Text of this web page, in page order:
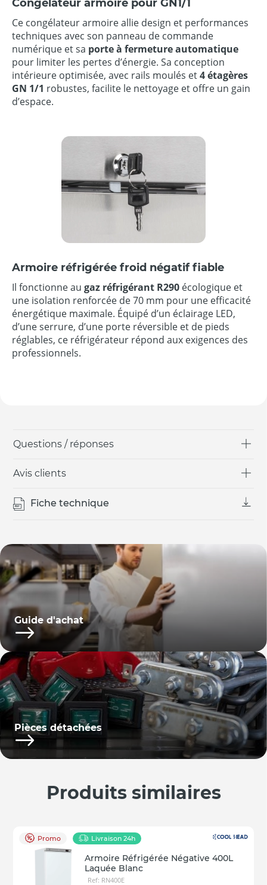
Questions / réponses
Avis clients
Fiche technique
Guide d'achat
Pièces détachées
Congélateur armoire pour GN1/1
Ce congélateur armoire allie design et performances
techniques avec son panneau de commande
numérique et sa porte à fermeture automatique
pour limiter les pertes d’énergie. Sa conception
intérieure optimisée, avec rails moulés et4 étagères
GN 1/1 robustes, facilite le nettoyage et offre un gain
d’espace.
Armoire réfrigérée froid négatif fiable
Il fonctionne au gaz réfrigérant R290 écologique et
une isolation renforcée de 70 mm pour une efficacité
énergétique maximale. Équipé d’un éclairage LED,
d’une serrure, d’une porte réversible et de pieds
réglables, ce réfrigérateur répond aux exigences des
professionnels.
Produits similaires
Promo Livraison 24h
Armoire Réfrigérée Négative 400L
Laquée Blanc
Ref: RN400E